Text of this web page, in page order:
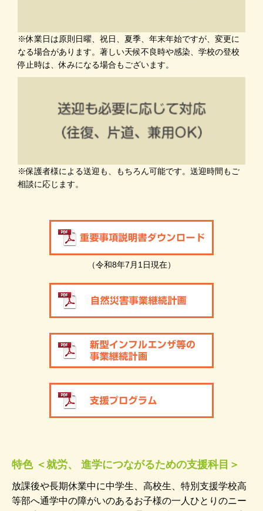
※休業日は原則日曜、祝日、夏季、年末年始ですが、変更に
なる場合があります。著しい天候不良時や感染、学校の登校
停止時は、休みになる場合もございます。
※保護者様による送迎も、もちろん可能です。送迎時間もご
相談に応じます。
（令和8年7月1日現在）
特色 ＜就労、 進学につながるための支援科目＞
放課後や長期休業中に中学生、高校生、特別支援学校高
等部へ通学中の障がいのあるお子様の一人ひとりのニー